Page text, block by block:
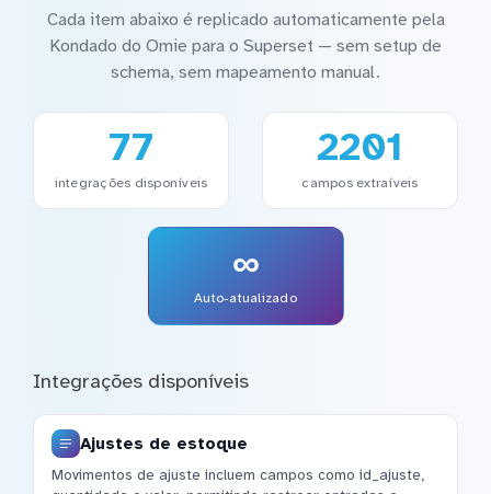
Cada item abaixo é replicado automaticamente pela
Kondado do Omie para o Superset — sem setup de
schema, sem mapeamento manual.
77
integrações disponíveis
2201
campos extraíveis
∞
Auto-atualizado
Integrações disponíveis
Ajustes de estoque
Movimentos de ajuste incluem campos como id_ajuste,